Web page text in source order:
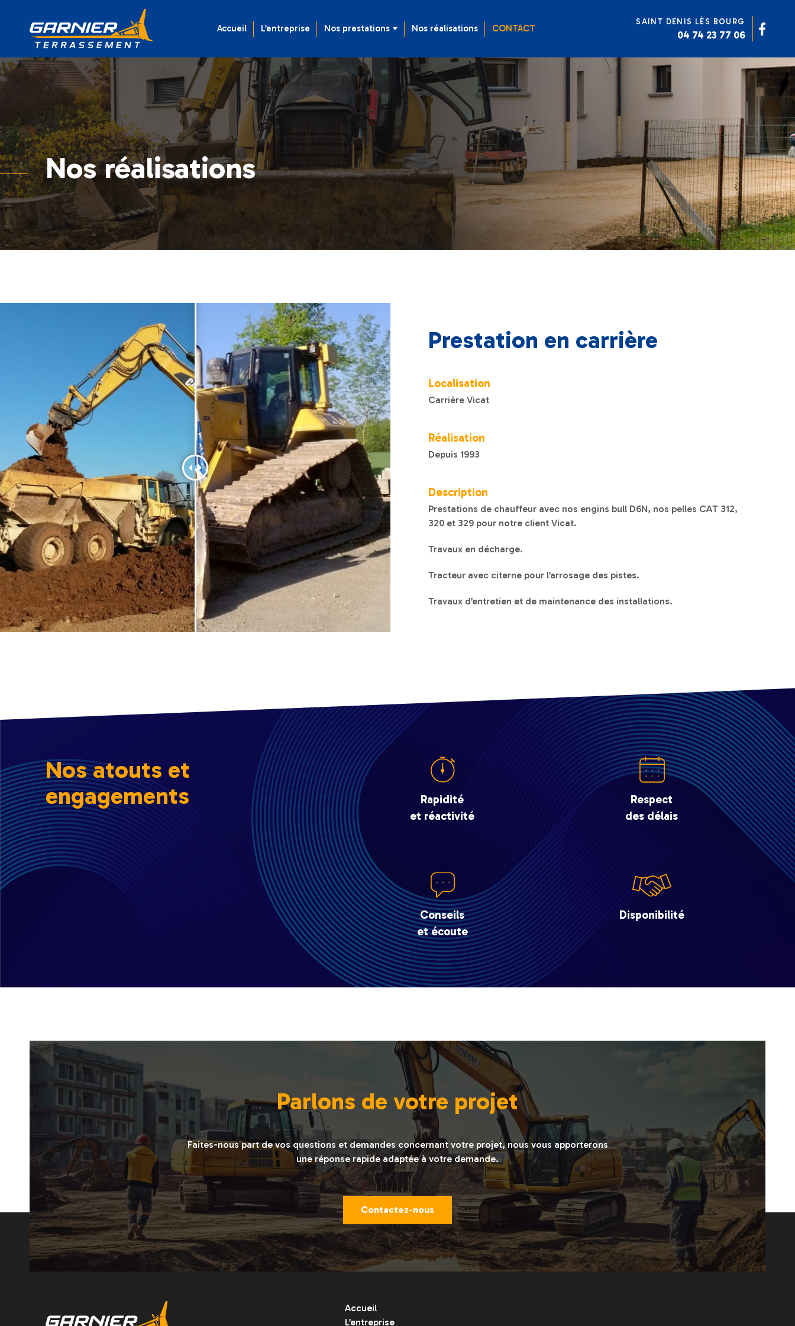
Accueil L’entreprise Nos prestations Nos réalisations CONTACT
SAINT DENIS LÈS BOURG
04 74 23 77 06
Nos réalisations
Prestation en carrière
Localisation
Carrière Vicat
Réalisation
Depuis 1993
Description
Prestations de chauffeur avec nos engins bull D6N, nos pelles CAT 312,
320 et 329 pour notre client Vicat.
Travaux en décharge.
Tracteur avec citerne pour l’arrosage des pistes.
Travaux d’entretien et de maintenance des installations.
Nos atouts et
engagements
Rapidité
et réactivité
Respect
des délais
Conseils
et écoute
Disponibilité
Parlons de votre projet
Faites-nous part de vos questions et demandes concernant votre projet, nous vous apporterons
une réponse rapide adaptée à votre demande.
Contactez-nous
Accueil
L’entreprise